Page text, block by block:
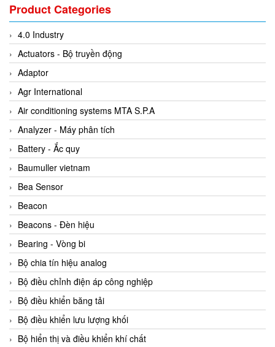
3CTEST Vietnam
4B VietNam Vietnam
ABB Vietnam
AC Infinity Vietnam
AC&E Telecommunications
AC&T Vietnam
Accepta Vietnam
ACCUMAC Vietnam
AccuWeb Vietnam
Acey
ACOEM Vietnam
ADCA Vietnam
ADFweb Vietnam
Adler Vietnam
Ados Vietnam
Advanced Energy Vietnam
Advantech Vietnam
Agate Vietnam
Product Categories
4.0 Industry
Actuators - Bộ truyền động
Adaptor
Agr International
Air conditioning systems MTA S.P.A
Analyzer - Máy phân tích
Battery - Ắc quy
Baumuller vietnam
Bea Sensor
Beacon
Beacons - Đèn hiệu
Bearing - Vòng bi
Bộ chia tín hiệu analog
Bộ điều chỉnh điện áp công nghiệp
Bộ điều khiển băng tải
Bộ điều khiển lưu lượng khối
Bộ hiển thị và điều khiển khí chất